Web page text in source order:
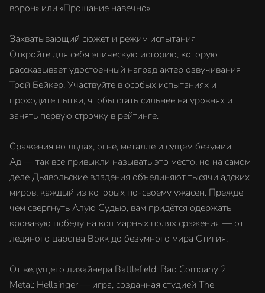
ворон» или «Прощание навечно».
Захватывающий сюжет и режим испытания
Откройте для себя эпическую историю, которую
рассказывает удостоенный наград актер озвучивания
Трой Бейкер. Участвуйте в особых испытаниях и
проходите пытки, чтобы стать сильнее на уровнях и
занять первую строчку в рейтинге.
Сражения во льдах, огне, металле и сущем безумии
Ад — так все привыкли называть это место, но на самом
деле Дьявольские владения объединяют тысячи адских
миров, каждый из которых по-своему ужасен. Прежде
чем свергнуть Алую Судью, вам придётся одержать
кровавую победу на кошмарных полях сражения — от
ледяного царства Вокк до безумного мира Стигия.
От ведущего дизайнера Battlefield: Bad Company 2
Metal: Hellsinger — игра, созданная студией The